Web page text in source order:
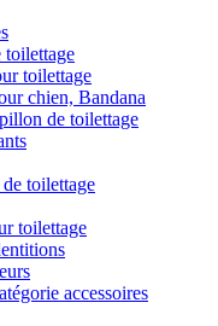
toilettage
toilettage
chien, Bandana
de toilettage
toilettage
toilettage
accessoires